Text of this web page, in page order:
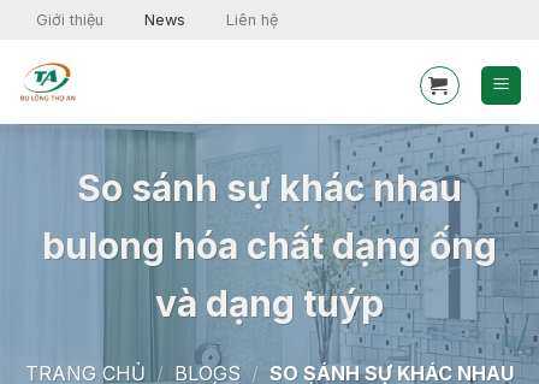
Skip
content
Giới thiệu News Liên hệ
So sánh sự khác nhau
bulong hóa chất dạng ống
và dạng tuýp
TRANG CHỦ / BLOGS / SO SÁNH SỰ KHÁC NHAU